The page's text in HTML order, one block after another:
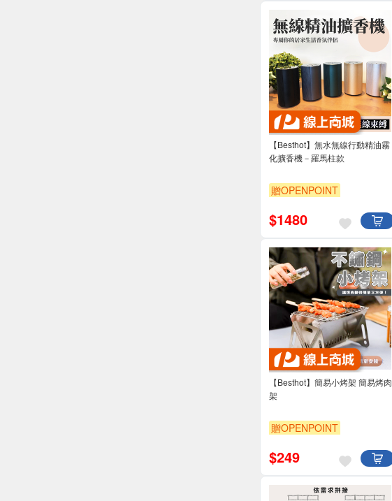
【Besthot】無水無線行動精油霧
化擴香機－羅馬柱款
贈OPENPOINT
$1480
【Besthot】簡易小烤架 簡易烤肉
架
贈OPENPOINT
$249